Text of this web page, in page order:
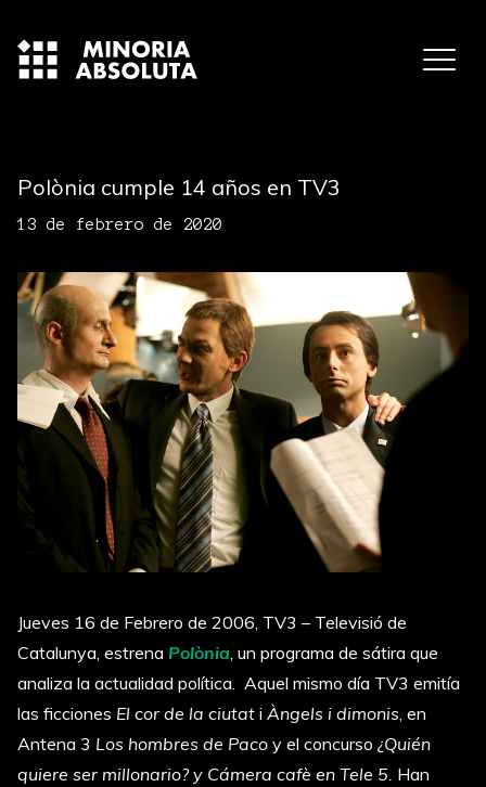
Polònia cumple 14 años en TV3
13 de febrero de 2020
Jueves 16 de Febrero de 2006, TV3 – Televisió de
Catalunya, estrena Polònia, un programa de sátira que
analiza la actualidad política. Aquel mismo día TV3 emitía
las ficciones El cor de la ciutat i Àngels i dimonis, en
Antena 3 Los hombres de Paco y el concurso ¿Quién
quiere ser millonario? y Cámera cafè en Tele 5. Han